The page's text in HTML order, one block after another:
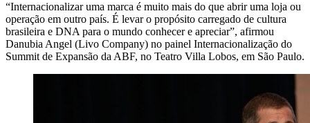
“Internacionalizar uma marca é muito mais do que abrir uma loja ou
operação em outro país. É levar o propósito carregado de cultura
brasileira e DNA para o mundo conhecer e apreciar”, afirmou
Danubia Angel (Livo Company) no painel Internacionalização do
Summit de Expansão da ABF, no Teatro Villa Lobos, em São Paulo.